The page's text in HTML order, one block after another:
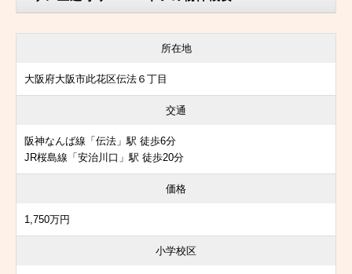
所在地
大阪府大阪市此花区伝法６丁目
交通
阪神なんば線「伝法」駅 徒歩6分
JR桜島線「安治川口」駅 徒歩20分
価格
1,750万円
小学校区